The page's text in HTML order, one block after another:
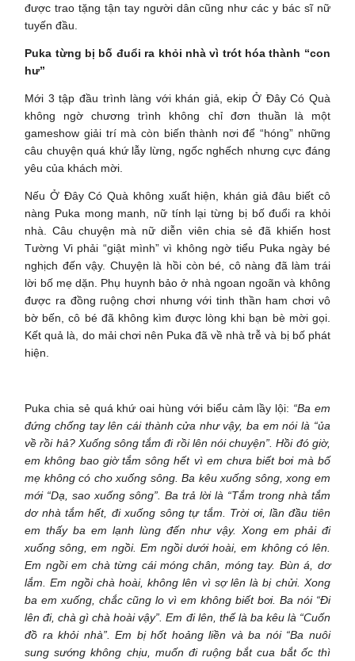
được trao tặng tận tay người dân cũng như các y bác sĩ nữ
tuyến đầu.
Puka từng bị bố đuổi ra khỏi nhà vì trót hóa thành “con
hư”
Mới 3 tập đầu trình làng với khán giả, ekip Ở Đây Có Quà
không ngờ chương trình không chỉ đơn thuần là một
gameshow giải trí mà còn biến thành nơi để “hóng” những
câu chuyện quá khứ lẫy lừng, ngốc nghếch nhưng cực đáng
yêu của khách mời.
Nếu Ở Đây Có Quà không xuất hiện, khán giả đâu biết cô
nàng Puka mong manh, nữ tính lại từng bị bố đuổi ra khỏi
nhà. Câu chuyện mà nữ diễn viên chia sẻ đã khiến host
Tường Vi phải “giật mình” vì không ngờ tiểu Puka ngày bé
nghịch đến vậy. Chuyện là hồi còn bé, cô nàng đã làm trái
lời bố mẹ dặn. Phụ huynh bảo ở nhà ngoan ngoãn và không
được ra đồng ruộng chơi nhưng với tinh thần ham chơi vô
bờ bến, cô bé đã không kìm được lòng khi bạn bè mời gọi.
Kết quả là, do mải chơi nên Puka đã về nhà trễ và bị bố phát
hiện.
Puka chia sẻ quá khứ oai hùng với biểu cảm lầy lội: “Ba em
đứng chống tay lên cái thành cửa như vậy, ba em nói là “ủa
về rồi hả? Xuống sông tắm đi rồi lên nói chuyện”. Hồi đó giờ,
em không bao giờ tắm sông hết vì em chưa biết bơi mà bố
mẹ không có cho xuống sông. Ba kêu xuống sông, xong em
mới “Dạ, sao xuống sông”. Ba trả lời là “Tắm trong nhà tắm
dơ nhà tắm hết, đi xuống sông tự tắm. Trời ơi, lần đầu tiên
em thấy ba em lạnh lùng đến như vậy. Xong em phải đi
xuống sông, em ngồi. Em ngồi dưới hoài, em không có lên.
Em ngồi em chà từng cái móng chân, móng tay. Bùn á, dơ
lắm. Em ngồi chà hoài, không lên vì sợ lên là bị chửi. Xong
ba em xuống, chắc cũng lo vì em không biết bơi. Ba nói “Đi
lên đi, chà gì chà hoài vậy”. Em đi lên, thế là ba kêu là “Cuốn
đồ ra khỏi nhà”. Em bị hốt hoảng liền và ba nói “Ba nuôi
sung sướng không chịu, muốn đi ruộng bắt cua bắt ốc thì